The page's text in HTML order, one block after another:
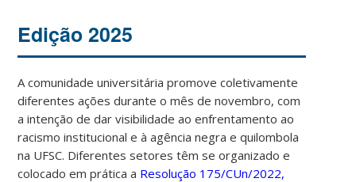
Edição 2025
A comunidade universitária promove coletivamente
diferentes ações durante o mês de novembro, com
a intenção de dar visibilidade ao enfrentamento ao
racismo institucional e à agência negra e quilombola
na UFSC. Diferentes setores têm se organizado e
colocado em prática a Resolução 175/CUn/2022,